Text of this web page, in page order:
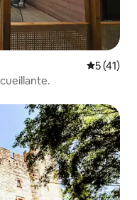
5 (41)
appréciés